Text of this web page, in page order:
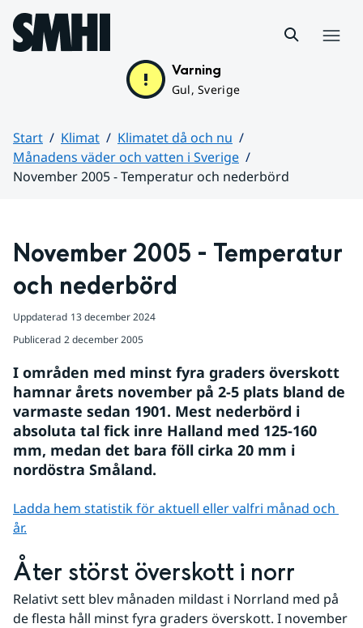
Hoppa till sidans innehåll
Varning
Gul, Sverige
Start Klimat
Klimatet då och nu
Månadens väder och vatten i Sverige
November 2005 - Temperatur och nederbörd
November 2005 - Temperatur
och nederbörd
Uppdaterad 13 december 2024
Publicerad 2 december 2005
I områden med minst fyra graders överskott
hamnar årets november på 2-5 plats bland de
varmaste sedan 1901. Mest nederbörd i
absoluta tal fick inre Halland med 125-160
mm, medan det bara föll cirka 20 mm i
nordöstra Småland.
Ladda hem statistik för aktuell eller valfri månad och
år.
Åter störst överskott i norr
Relativt sett blev månaden mildast i Norrland med på
de flesta håll minst fyra graders överskott. I november